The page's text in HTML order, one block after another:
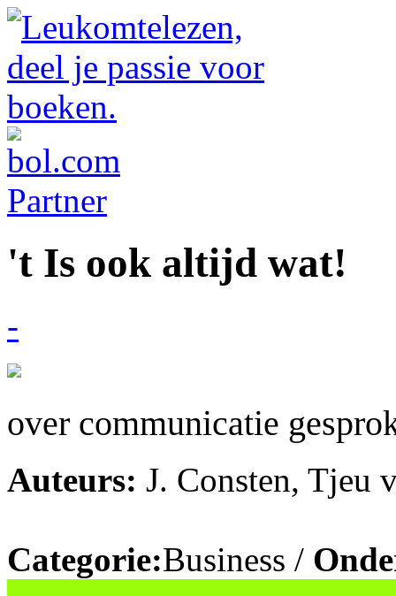
't Is ook altijd wat!
-
over communicatie
Auteurs: J. Consten, Tjeu
Categorie:Business /